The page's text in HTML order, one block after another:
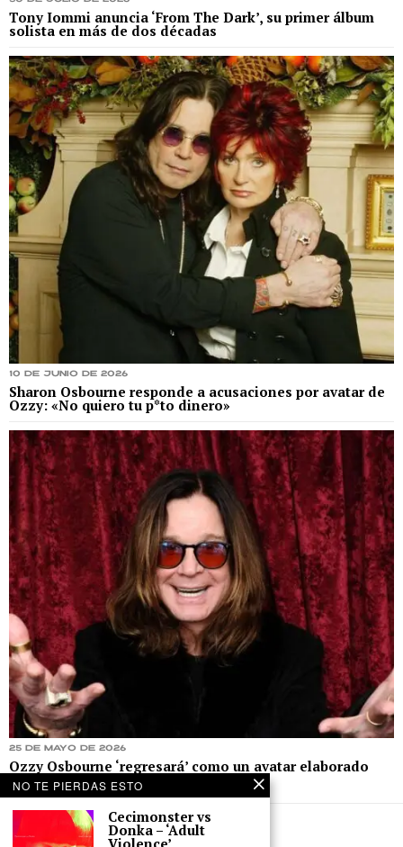
Tony Iommi anuncia ‘From The Dark’, su primer álbum
solista en más de dos décadas
10 de junio de 2026
Sharon Osbourne responde a acusaciones por avatar de
Ozzy: «No quiero tu p*to dinero»
25 de mayo de 2026
Ozzy Osbourne ‘regresará’ como un avatar elaborado
por inteligencia artificial
NO TE PIERDAS ESTO
Cecimonster vs
Donka – ‘Adult
Violence’